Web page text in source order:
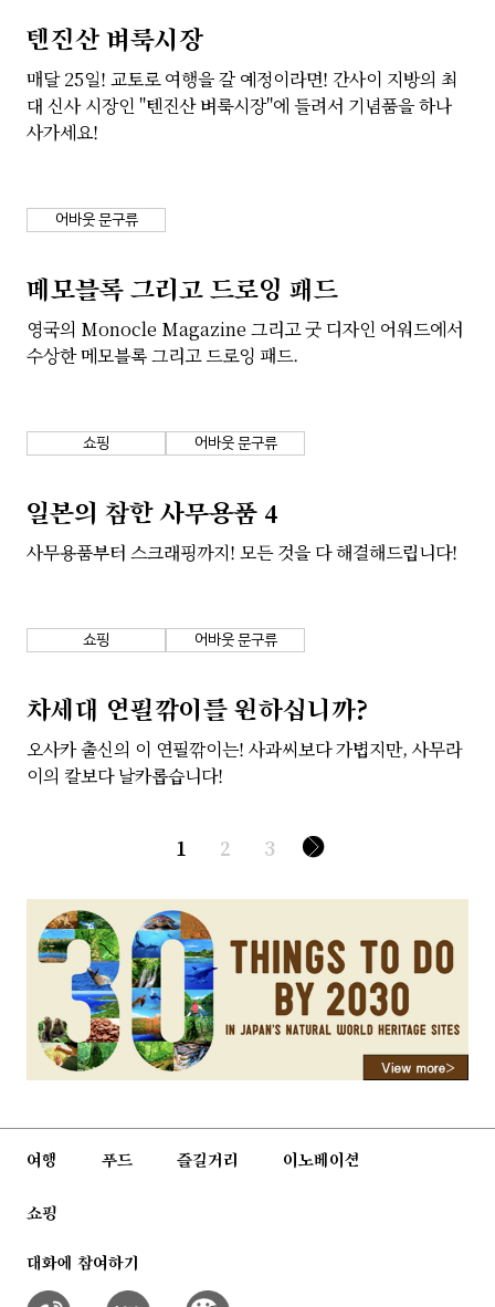
텐진산 벼룩시장
매달 25일! 교토로 여행을 갈 예정이라면! 간사이 지방의 최
대 신사 시장인 "텐진산 벼룩시장"에 들려서 기념품을 하나
사가세요!
어바웃 문구류
메모블록 그리고 드로잉 패드
영국의 Monocle Magazine 그리고 굿 디자인 어워드에서
수상한 메모블록 그리고 드로잉 패드.
쇼핑 어바웃 문구류
일본의 참한 사무용품 4
사무용품부터 스크래핑까지! 모든 것을 다 해결해드립니다!
쇼핑 어바웃 문구류
차세대 연필깎이를 원하십니까?
오사카 출신의 이 연필깎이는! 사과씨보다 가볍지만, 사무라
이의 칼보다 날카롭습니다!
1 2 3
여행 푸드 즐길거리 이노베이션
쇼핑
대화에 참여하기